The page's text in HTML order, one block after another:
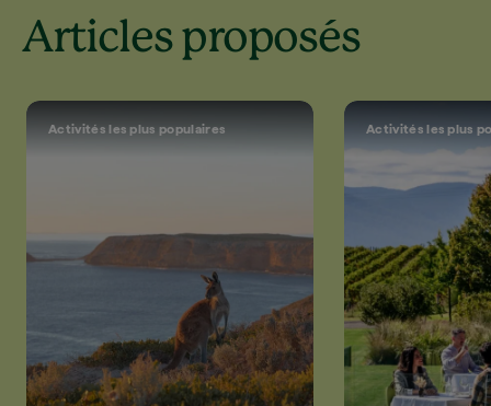
Articles proposés
Activités les plus populaires Activités les plus